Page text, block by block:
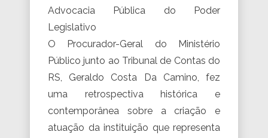
Advocacia Pública do Poder
Legislativo
O Procurador-Geral do Ministério
Público junto ao Tribunal de Contas do
RS, Geraldo Costa Da Camino, fez
uma retrospectiva histórica e
contemporânea sobre a criação e
atuação da instituição que representa